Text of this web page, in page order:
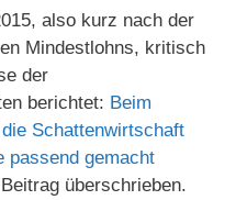
also kurz nach der
Mindestlohns, kritisch
der
berichtet: Beim
Schattenwirtschaft
passend gemacht
überschrieben.